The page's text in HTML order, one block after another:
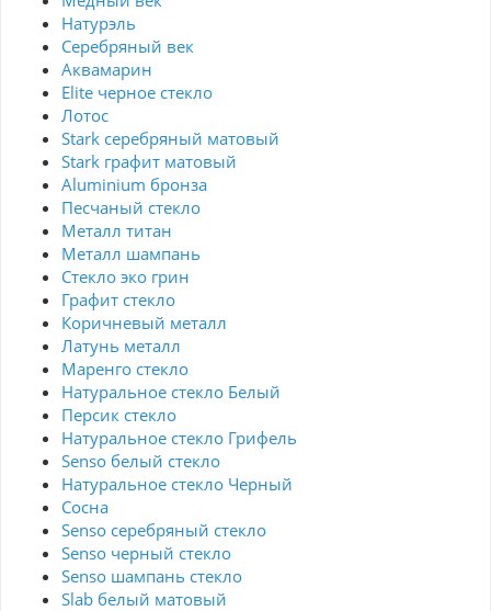
Натурэль
Серебряный век
Аквамарин
Elite черное стекло
Лотос
Stark серебряный матовый
Stark графит матовый
Aluminium бронза
Песчаный стекло
Металл титан
Металл шампань
Стекло эко грин
Графит стекло
Коричневый металл
Латунь металл
Маренго стекло
Натуральное стекло Белый
Персик стекло
Натуральное стекло Грифель
Senso белый стекло
Натуральное стекло Черный
Сосна
Senso серебряный стекло
Senso черный стекло
Senso шампань стекло
Slab белый матовый